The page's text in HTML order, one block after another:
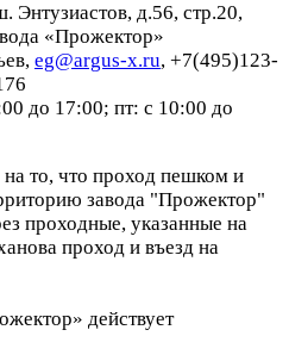
Энтузиастов, д.56, стр.20,
«Прожектор»
eg@argus-x.ru, +7(495)123-
до 17:00; пт: с 10:00 до
то, что проход пешком и
завода "Прожектор"
проходные, указанные на
проход и въезд на
действует